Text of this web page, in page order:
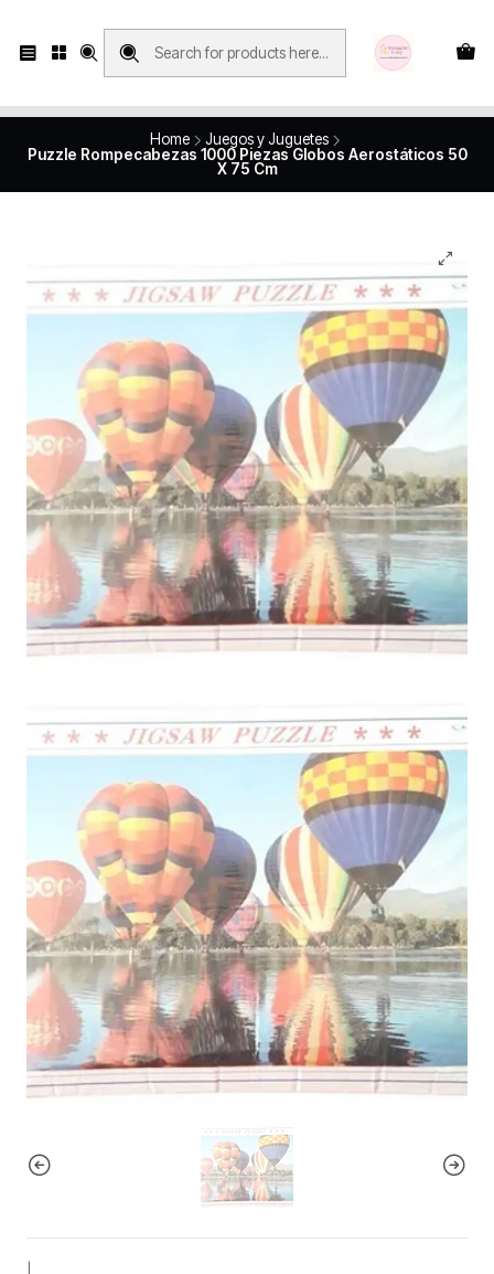
Home
Juegos y Juguetes
Puzzle Rompecabezas 1000 Piezas Globos Aerostáticos 50
X 75 Cm